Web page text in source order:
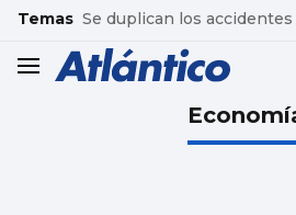
common.go-to-content
Temas Se duplican los
header.menu.open